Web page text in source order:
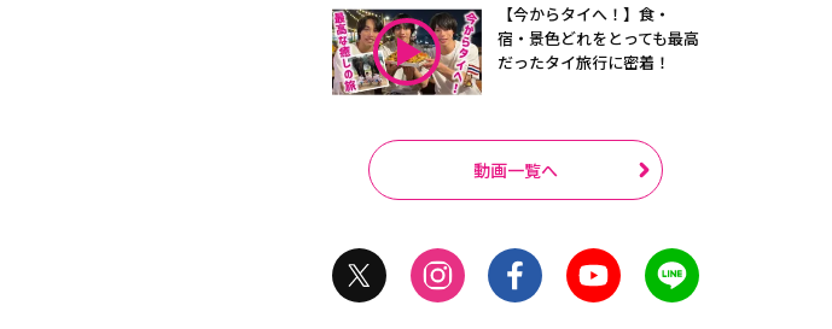
【今からタイへ！】食・
宿・景色どれをとっても最高
だったタイ旅行に密着！
動画一覧へ